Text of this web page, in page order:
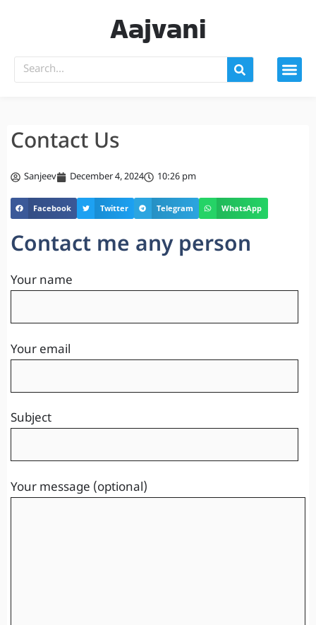
Aajvani
Contact Us
Sanjeev December 4, 2024 10:26 pm
Facebook Twitter Telegram WhatsApp
Contact me any person
Your name
Your email
Subject
Your message (optional)